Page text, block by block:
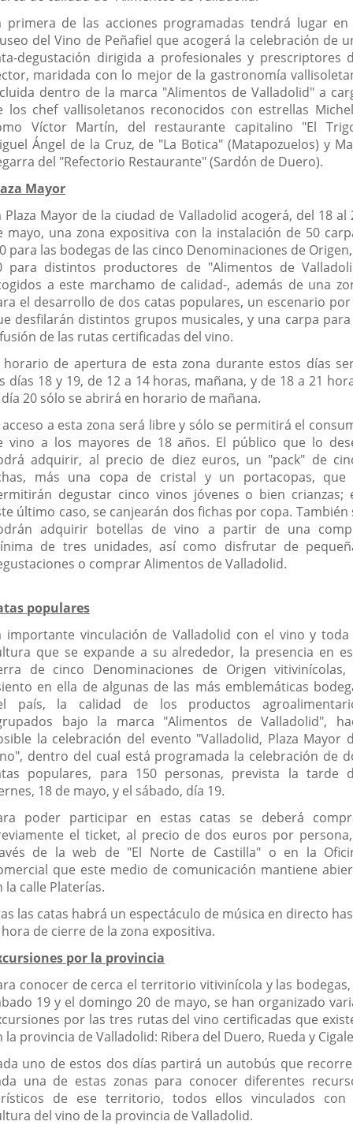
primera de las acciones programadas tendrá lugar en
del Vino de Peñafiel que acogerá la celebración de
degustación dirigida a profesionales y prescriptores
maridada con lo mejor de la gastronomía
dentro de la marca "Alimentos de Valladolid" a
los chef vallisoletanos reconocidos con estrellas
Víctor Martín, del restaurante capitalino "El
Ángel de la Cruz, de "La Botica" (Matapozuelos) y
del "Refectorio Restaurante" (Sardón de Duero).
Mayor
Plaza Mayor de la ciudad de Valladolid acogerá, del 18 al
mayo, una zona expositiva con la instalación de 50
para las bodegas de las cinco Denominaciones de
para distintos productores de "Alimentos de
a este marchamo de calidad-, además de una
el desarrollo de dos catas populares, un escenario
desfilarán distintos grupos musicales, y una carpa
de las rutas certificadas del vino.
horario de apertura de esta zona durante estos días
días 18 y 19, de 12 a 14 horas, mañana, y de 18 a 21
20 sólo se abrirá en horario de mañana.
acceso a esta zona será libre y sólo se permitirá el
vino a los mayores de 18 años. El público que lo
adquirir, al precio de diez euros, un "pack" de
más una copa de cristal y un portacopas, que
degustar cinco vinos jóvenes o bien crianzas;
último caso, se canjearán dos fichas por copa. También
adquirir botellas de vino a partir de una
de tres unidades, así como disfrutar de
o comprar Alimentos de Valladolid.
populares
importante vinculación de Valladolid con el vino y toda
que se expande a su alrededor, la presencia en
de cinco Denominaciones de Origen vitivinícolas,
en ella de algunas de las más emblemáticas
país, la calidad de los productos
bajo la marca "Alimentos de Valladolid",
la celebración del evento "Valladolid, Plaza Mayor
dentro del cual está programada la celebración de
populares, para 150 personas, prevista la tarde
18 de mayo, y el sábado, día 19.
poder participar en estas catas se deberá
el ticket, al precio de dos euros por
de la web de "El Norte de Castilla" o en la
que este medio de comunicación mantiene
la calle Platerías.
las catas habrá un espectáculo de música en directo
de cierre de la zona expositiva.
por la provincia
conocer de cerca el territorio vitivinícola y las
19 y el domingo 20 de mayo, se han organizado
por las tres rutas del vino certificadas que
la provincia de Valladolid: Ribera del Duero, Rueda y
uno de estos dos días partirá un autobús que
una de estas zonas para conocer diferentes
de ese territorio, todos ellos vinculados con
del vino de la provincia de Valladolid.